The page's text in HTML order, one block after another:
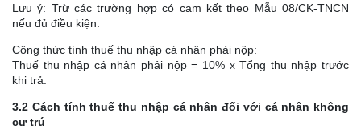
Lưu ý: Trừ các trường hợp có cam kết theo Mẫu 08/CK-TNCN
nếu đủ điều kiện.
Công thức tính thuế thu nhập cá nhân phải nộp:
Thuế thu nhập cá nhân phải nộp = 10% x Tổng thu nhập trước
khi trả.
3.2 Cách tính thuế thu nhập cá nhân đối với cá nhân không
cư trú